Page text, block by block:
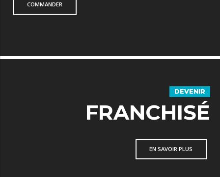
COMMANDER
DEVENIR
FRANCHISÉ
EN SAVOIR PLUS